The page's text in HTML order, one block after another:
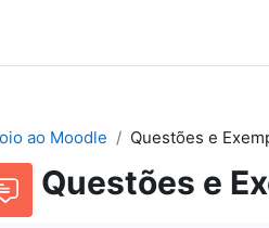
ao Moodle Questões e
Questões e